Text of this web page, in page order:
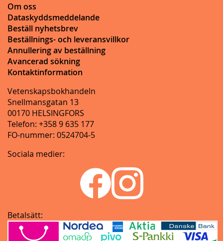
Om oss
Dataskyddsmeddelande
Beställ nyhetsbrev
Beställnings- och leveransvillkor
Annullering av beställning
Avancerad sökning
Kontaktinformation
Vetenskapsbokhandeln
Snellmansgatan 13
00170 HELSINGFORS
Telefon: +358 9 635 177
FO-nummer: 0524704-5
Sociala medier:
Betalsätt: